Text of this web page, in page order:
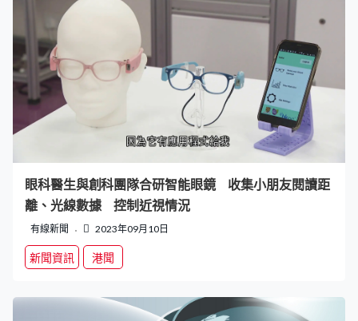
眼科醫生與創科團隊合研智能眼鏡 收集小朋友閱讀距
離、光線數據 控制近視情況
有線新聞 2023年09月10日
新聞資訊 港聞